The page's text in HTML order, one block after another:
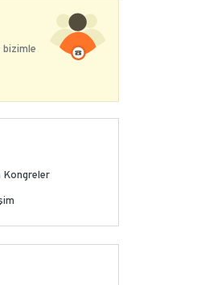
bizimle
Kongreler